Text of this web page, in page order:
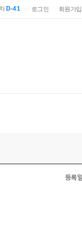
로그인 회원가입
D-41
등록일